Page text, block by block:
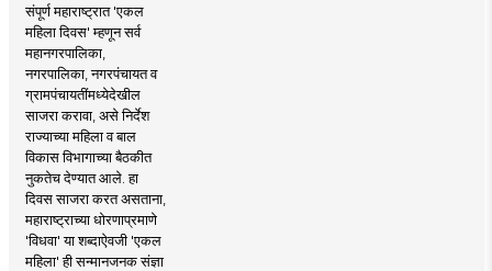
संपूर्ण महाराष्ट्रात 'एकल
महिला दिवस' म्हणून सर्व
महानगरपालिका,
नगरपालिका, नगरपंचायत व
ग्रामपंचायतींमध्येदेखील
साजरा करावा, असे निर्देश
राज्याच्या महिला व बाल
विकास विभागाच्या बैठकीत
नुकतेच देण्यात आले. हा
दिवस साजरा करत असताना,
महाराष्ट्राच्या धोरणाप्रमाणे
'विधवा' या शब्दाऐवजी 'एकल
महिला' ही सन्मानजनक संज्ञा